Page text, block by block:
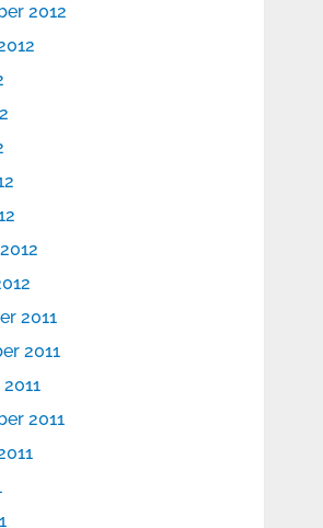
2012
2011
2011
2011